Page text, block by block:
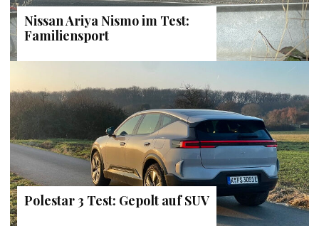
Nissan Ariya Nismo im Test:
Familiensport
Polestar 3 Test: Gepolt auf SUV